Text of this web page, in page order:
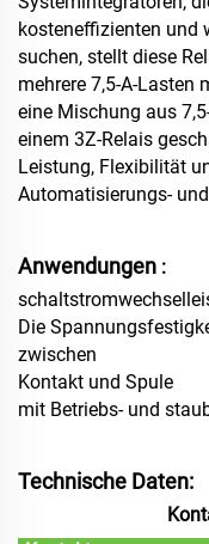
kosteneffizienten und
suchen, stellt diese
mehrere 7,5-A-Lasten
eine Mischung aus
einem 3Z-Relais
Leistung, Flexibilität
Automatisierungs-
Anwendungen :
Die
zwischen
Kontakt und Spule
mit Betriebs- und
Technische Daten: